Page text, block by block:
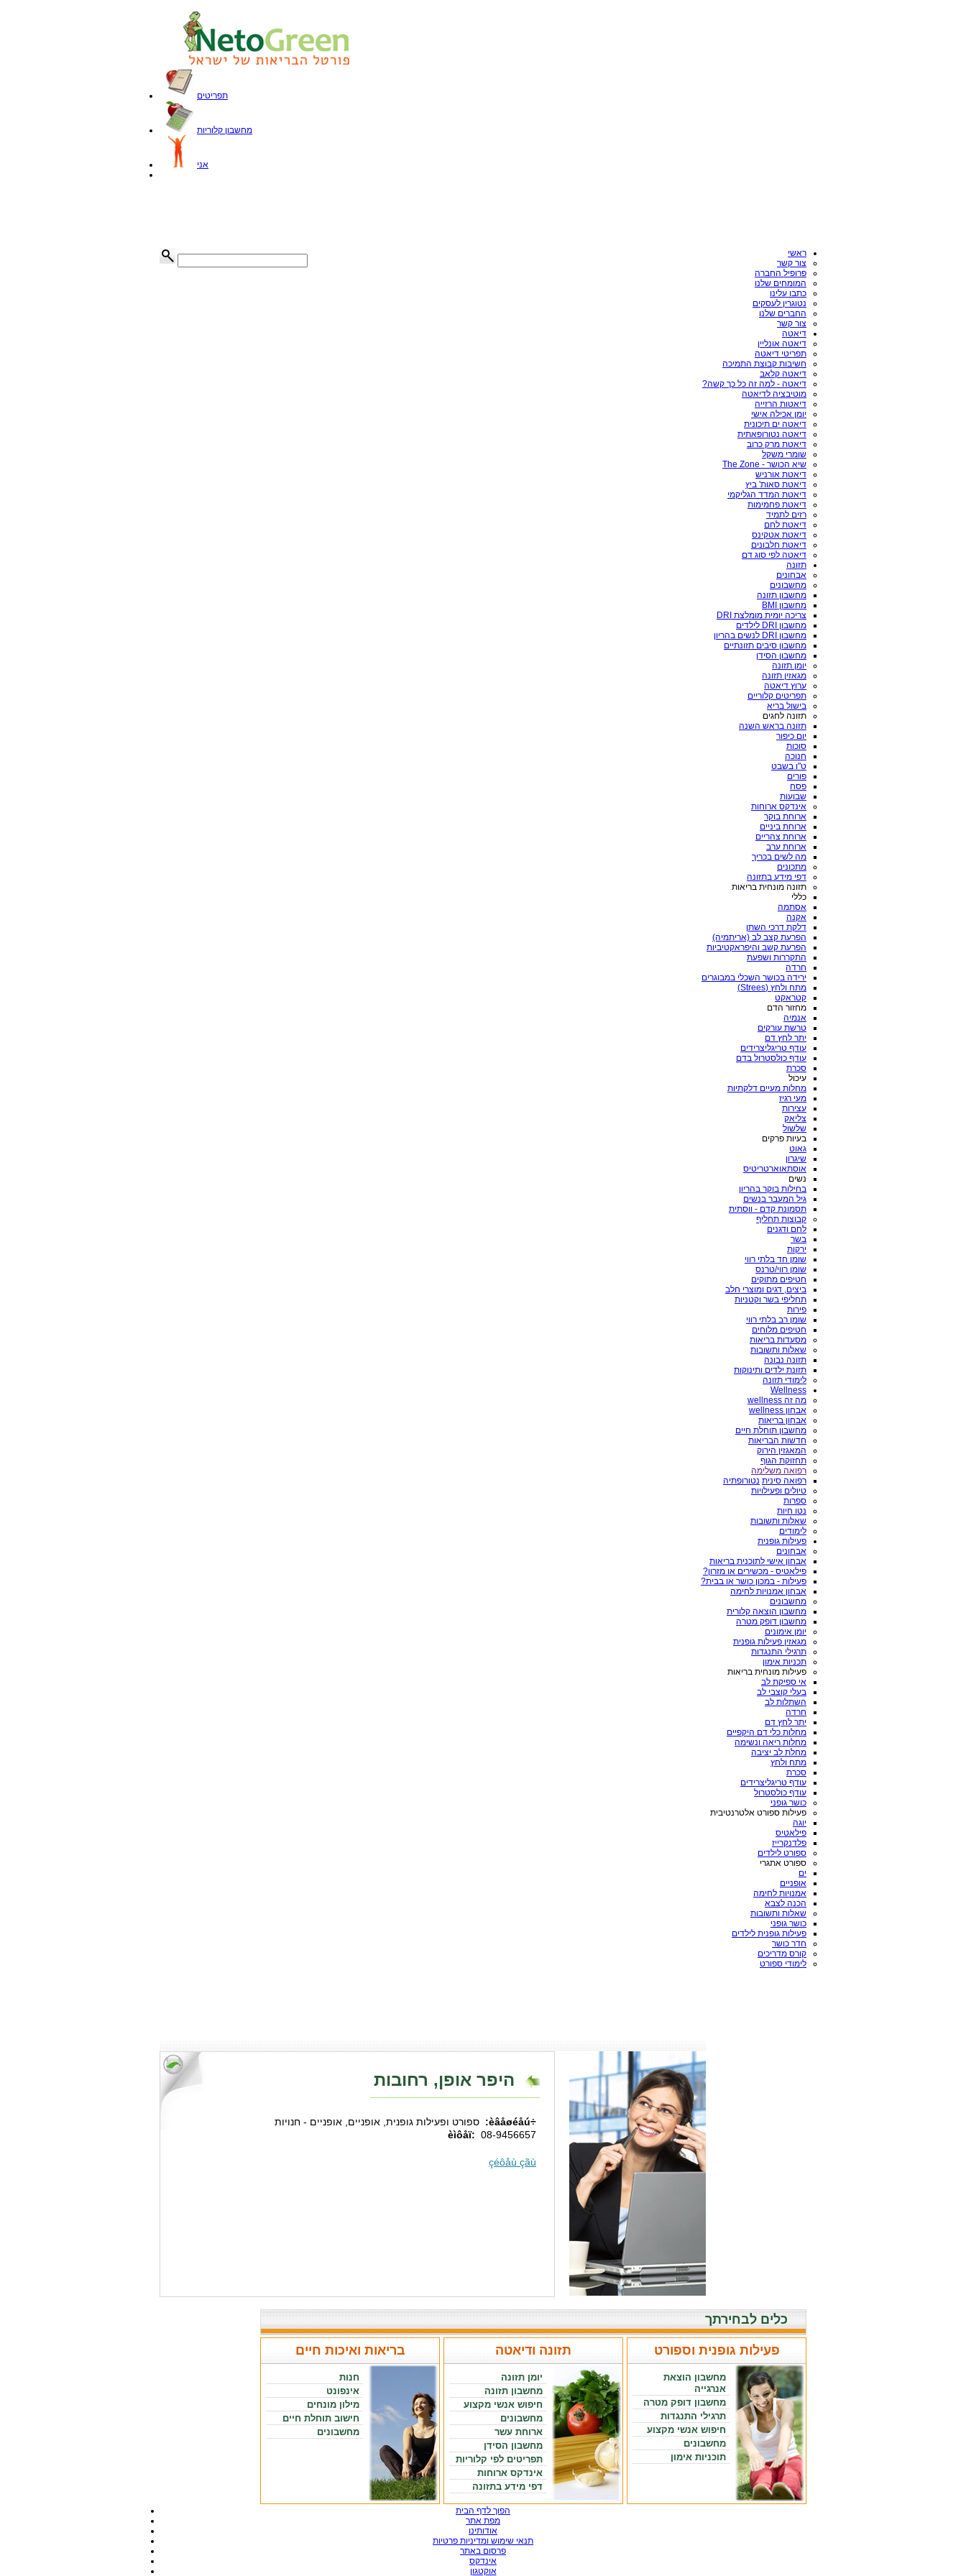
תפריטים
מחשבון קלוריות
אני
ראשי
צור קשר
פרופיל החברה
המומחים שלנו
כתבו עלינו
נטוגרין לעסקים
החברים שלנו
צור קשר
דיאטה
דיאטה אונליין
תפריטי דיאטה
חשיבות קבוצת התמיכה
דיאטה קלאב
דיאטה - למה זה כל כך קשה?
מוטיבציה לדיאטה
דיאטות הרזייה
יומן אכילה אישי
דיאטה ים תיכונית
דיאטה נטורופאתית
דיאטת מרק כרוב
שומרי משקל
שיא הכושר - The Zone
דיאטת אורניש
דיאטת סאות' ביץ
דיאטת המדד הגליקמי
דיאטת פחמימות
רזים לתמיד
דיאטת לחם
דיאטת אטקינס
דיאטת חלבונים
דיאטה לפי סוג דם
תזונה
אבחונים
מחשבונים
מחשבון תזונה
מחשבון BMI
צריכה יומית מומלצת DRI
מחשבון DRI לילדים
מחשבון DRI לנשים בהריון
מחשבון סיבים תזונתיים
מחשבון הסידן
יומן תזונה
מגאזין תזונה
ערוץ דיאטה
תפריטים קלוריים
בישול בריא
תזונה לחגים
תזונה בראש השנה
יום כיפור
סוכות
חנוכה
ט"ו בשבט
פורים
פסח
שבועות
אינדקס ארוחות
ארוחת בוקר
ארוחת ביניים
ארוחת צהריים
ארוחת ערב
מה לשים בכריך
מתכונים
דפי מידע בתזונה
תזונה מונחית בריאות
כללי
אסתמה
אקנה
דלקת דרכי השתן
הפרעת קצב לב (אריתמיה)
הפרעת קשב והיפראקטיביות
התקררות ושפעת
חרדה
ירידה בכושר השכלי במבוגרים
מתח ולחץ (Strees)
קטראקט
מחזור הדם
אנמיה
טרשת עורקים
יתר לחץ דם
עודף טריגליצרידים
עודף כולסטרול בדם
סכרת
עיכול
מחלות מעיים דלקתיות
מעי רגיז
עצירות
צליאק
שלשול
בעיות פרקים
גאוט
שיגרון
אוסתאוארטריטיס
נשים
בחילות בוקר בהריון
גיל המעבר בנשים
תסמונת קדם - ווסתית
קבוצות תחליף
לחם ודגנים
בשר
ירקות
שומן חד בלתי רווי
שומן רווי/טרנס
חטיפים מתוקים
ביצים, דגים ומוצרי חלב
תחליפי בשר וקטניות
פירות
שומן רב בלתי רווי
חטיפים מלוחים
מסעדות בריאות
שאלות ותשובות
תזונה נבונה
תזונת ילדים ותינוקות
לימודי תזונה
Wellness
מה זה wellness
אבחון wellness
אבחון בריאות
מחשבון תוחלת חיים
חדשות הבריאות
המאגזין הירוק
תחזוקת הגוף
רפואה משלימה
רפואה סינית נטורופתיה
טיולים ופעילויות
ספרות
נטו חיות
שאלות ותשובות
לימודים
פעילות גופנית
אבחונים
אבחון אישי לתוכנית בריאות
פילאטיס - מכשירים או מזרון?
פעילות - במכון כושר או בבית?
אבחון אמנויות לחימה
מחשבונים
מחשבון הוצאה קלורית
מחשבון דופק מטרה
יומן אימונים
מגאזין פעילות גופנית
תרגילי התנגדות
תכניות אימון
פעילות מונחית בריאות
אי ספיקת לב
בעלי קוצבי לב
השתלות לב
חרדה
יתר לחץ דם
מחלות כלי דם היקפיים
מחלות ריאה ונשימה
מחלת לב יציבה
מתח ולחץ
סכרת
עודף טריגליצרידים
עודף כולסטרול
כושר גופני
פעילות ספורט אלטרנטיבית
יוגה
פילאטיס
פלדנקרייז
ספורט לילדים
ספורט אתגרי
ים
אופניים
אמנויות לחימה
הכנה לצבא
שאלות ותשובות
כושר גופני
פעילות גופנית לילדים
חדר כושר
קורס מדריכים
לימודי ספורט
היפר אופן, רחובות
÷èâåøéåú:
ספורט ופעילות גופנית, אופניים, אופניים - חנויות
èìôåï: 08-9456657
çéôåù çãù
כלים לבחירתך
פעילות גופנית וספורט
מחשבון הוצאת
אנרגייה
מחשבון דופק מטרה
תרגילי התנגדות
חיפוש אנשי מקצוע
מחשבונים
תוכניות אימון
תזונה ודיאטה
יומן תזונה
מחשבון תזונה
חיפוש אנשי מקצוע
מחשבונים
ארוחת עשר
מחשבון הסידן
תפריטים לפי קלוריות
אינדקס ארוחות
דפי מידע בתזונה
בריאות ואיכות חיים
חנות
אינפונט
מילון מונחים
חישוב תוחלת חיים
מחשבונים
הפוך לדף הבית
מפת אתר
אודותינו
תנאי שימוש ומדיניות פרטיות
פרסום באתר
אינדקס
אוקטגון